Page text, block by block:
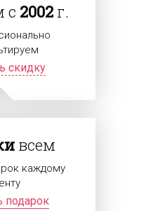
с 2002 г.
скидку
всем
каждому
подарок